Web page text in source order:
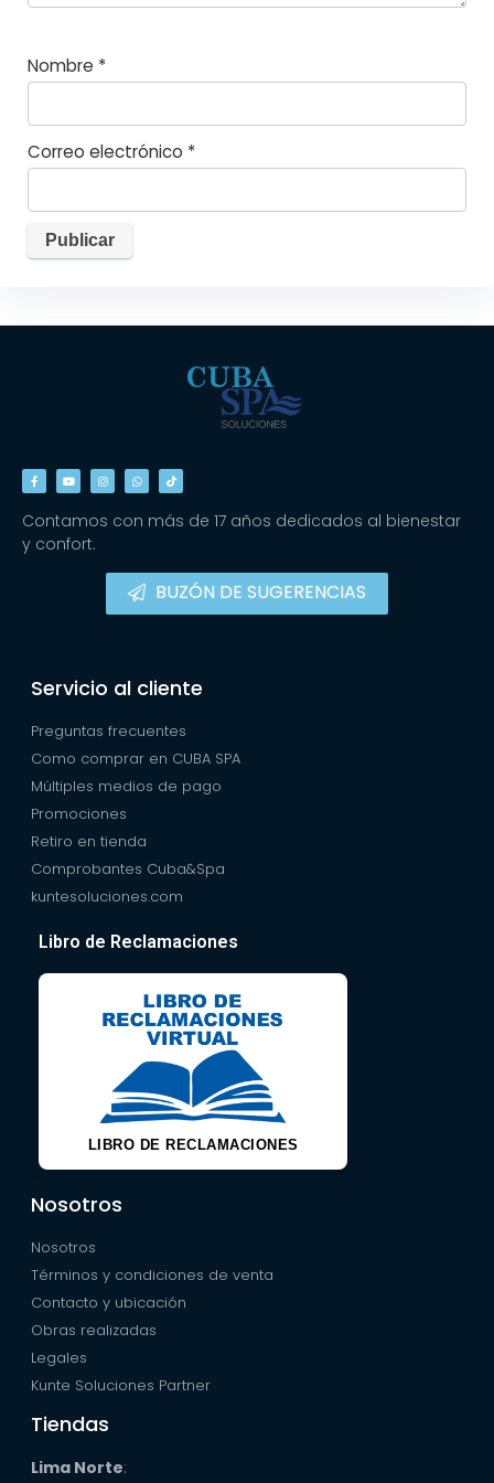
Nombre *
Correo electrónico *
Contamos con más de 17 años dedicados al bienestar
y confort.
BUZÓN DE SUGERENCIAS
Servicio al cliente
Preguntas frecuentes
Como comprar en CUBA SPA
Múltiples medios de pago
Promociones
Retiro en tienda
Comprobantes Cuba&Spa
kuntesoluciones.com
Libro de Reclamaciones
LIBRO DE RECLAMACIONES
Nosotros
Nosotros
Términos y condiciones de venta
Contacto y ubicación
Obras realizadas
Legales
Kunte Soluciones Partner
Tiendas
Lima Norte: